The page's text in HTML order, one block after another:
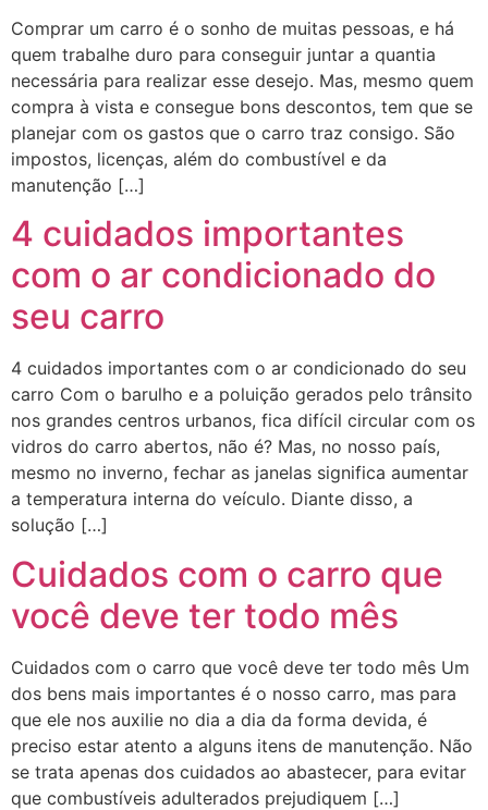
Comprar um carro é o sonho de muitas pessoas, e há
quem trabalhe duro para conseguir juntar a quantia
necessária para realizar esse desejo. Mas, mesmo quem
compra à vista e consegue bons descontos, tem que se
planejar com os gastos que o carro traz consigo. São
impostos, licenças, além do combustível e da
manutenção […]
4 cuidados importantes
com o ar condicionado do
seu carro
4 cuidados importantes com o ar condicionado do seu
carro Com o barulho e a poluição gerados pelo trânsito
nos grandes centros urbanos, fica difícil circular com os
vidros do carro abertos, não é? Mas, no nosso país,
mesmo no inverno, fechar as janelas significa aumentar
a temperatura interna do veículo. Diante disso, a
solução […]
Cuidados com o carro que
você deve ter todo mês
Cuidados com o carro que você deve ter todo mês Um
dos bens mais importantes é o nosso carro, mas para
que ele nos auxilie no dia a dia da forma devida, é
preciso estar atento a alguns itens de manutenção. Não
se trata apenas dos cuidados ao abastecer, para evitar
que combustíveis adulterados prejudiquem […]